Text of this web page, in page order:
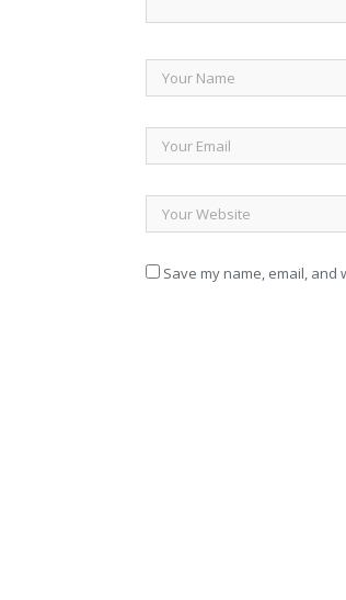
Save my name, email,